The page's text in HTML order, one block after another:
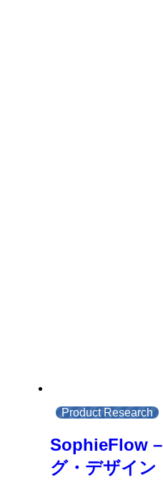
Product Research
SophieFlow
グ・デザイン